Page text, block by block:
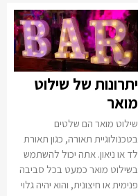
יתרונות של שילוט
מואר
שילוט מואר הם שלטים
בטכנולוגיית תאורה, כגון תאורת
לד או ניאון. אתה יכול להשתמש
בשילוט מואר כמעט בכל סביבה
פנימית או חיצונית, והוא יהיה גלוי